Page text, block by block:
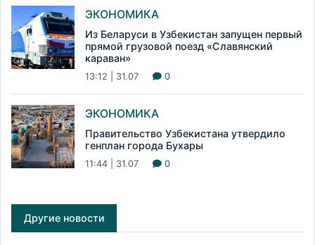
ЭКОНОМИКА
Из Беларуси в Узбекистан запущен первый
прямой грузовой поезд «Славянский
караван»
13:12 | 31.07 0
ЭКОНОМИКА
Правительство Узбекистана утвердило
генплан города Бухары
11:44 | 31.07 0
Другие новости